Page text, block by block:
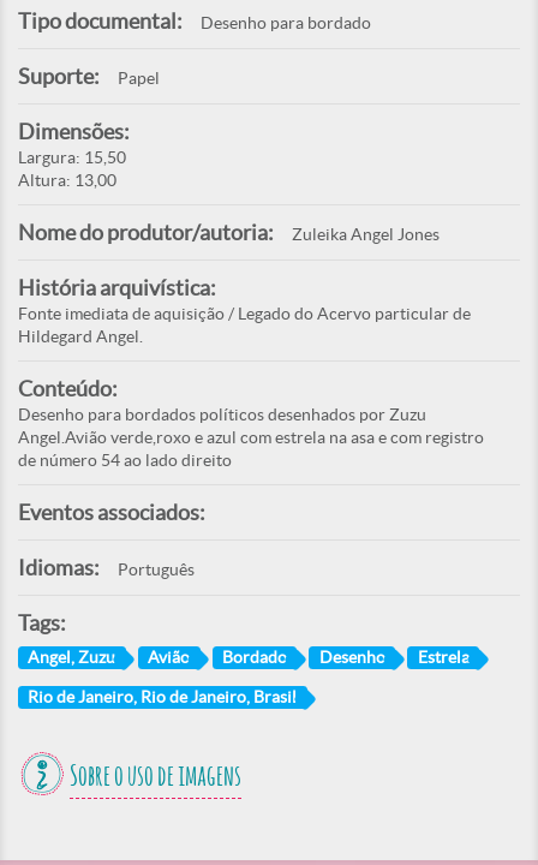
Tipo documental: Desenho para bordado
Suporte: Papel
Dimensões:
Largura: 15,50
Altura: 13,00
Nome do produtor/autoria: Zuleika Angel Jones
História arquivística:
Fonte imediata de aquisição / Legado do Acervo particular de
Hildegard Angel.
Conteúdo:
Desenho para bordados políticos desenhados por Zuzu
Angel.Avião verde,roxo e azul com estrela na asa e com registro
de número 54 ao lado direito
Eventos associados:
Idiomas: Português
Tags:
Angel, Zuzu Avião Bordado Desenho Estrela
Rio de Janeiro, Rio de Janeiro, Brasil
Sobre o uso de imagens